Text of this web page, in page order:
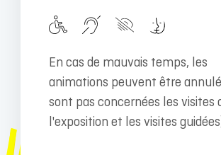
En cas de mauvais temps, les
animations peuvent être
sont pas concernées les visites
l'exposition et les visites